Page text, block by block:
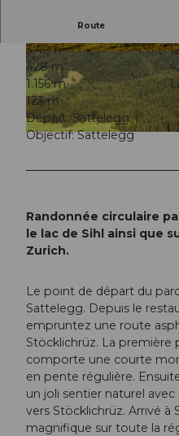
© Einsiedeln-Ybrig-Zürichsee Tourismus
© Einsiedeln-Ybrig-Zürichsee Tourismus
Route
3:40 h
428 m
1.156 m
123 m
Départ: Sattelegg
Objectif: Sattelegg
Randonnée circulaire
le lac de Sihl ainsi que
Zurich.
Le point de départ du
Sattelegg. Depuis le
empruntez une route
Stöcklichrüz. La première
comporte une courte
en pente régulière.
un joli sentier naturel
vers Stöcklichrüz. Arrivé à
magnifique sur toute la